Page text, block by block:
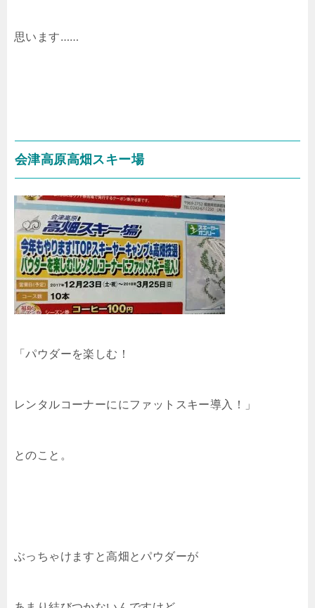
思います……
会津高原高畑スキー場
「パウダーを楽しむ！
レンタルコーナーににファットスキー導入！」
とのこと。
ぶっちゃけますと高畑とパウダーが